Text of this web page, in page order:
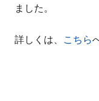
ました。
詳しくは、 こちら